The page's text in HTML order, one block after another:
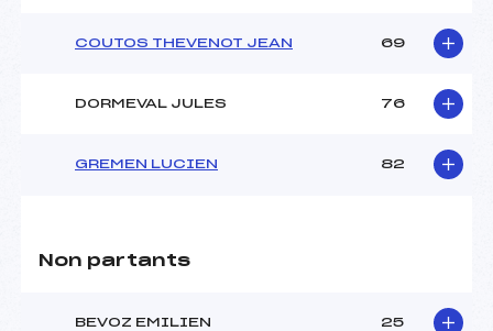
COUTOS THEVENOT JEAN 69
DORMEVAL JULES 76
GREMEN LUCIEN 82
Non partants
BEVOZ EMILIEN 25